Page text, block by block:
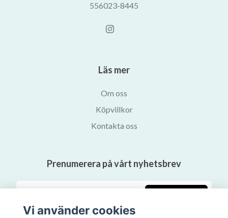
556023-8445
Läs mer
Om oss
Köpvillkor
Kontakta oss
Prenumerera på vårt nyhetsbrev
Vi använder cookies